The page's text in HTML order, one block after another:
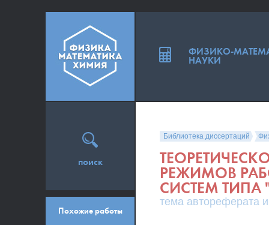
Библиотека диссертаций
РЕЖИМОВ
СИСТЕМ ТИПА
тема автореферата
поиск
Похожие работы
ФИЗИКО-
НАУКИ